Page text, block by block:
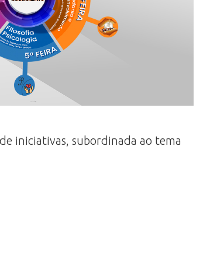
iniciativas, subordinada ao tema